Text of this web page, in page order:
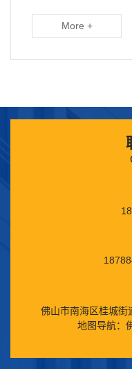
More +
佛山市南海区桂城街
地图导航：